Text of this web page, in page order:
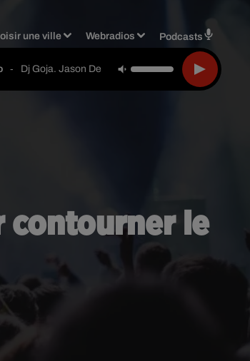
une ville Webradios Podcasts
- Dj Goja. Jason Derulo
contourner le